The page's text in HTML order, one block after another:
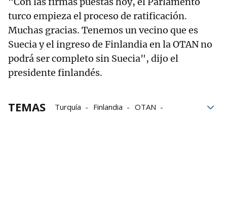
turco empieza el proceso de ratificación.
Muchas gracias. Tenemos un vecino que es
Suecia y el ingreso de Finlandia en la OTAN no
podrá ser completo sin Suecia", dijo el
presidente finlandés.
TEMAS Turquía Finlandia
OTAN